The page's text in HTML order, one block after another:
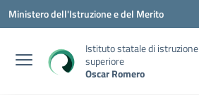
Vai ai contenuti
Vai al menu di navigazione
Vai al footer
Ministero dell'Istruzione e del Merito
Istituto statale di istruzione
superiore
Oscar Romero